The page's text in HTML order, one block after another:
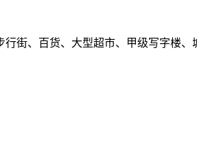
街、百货、大型超市、甲级写字楼